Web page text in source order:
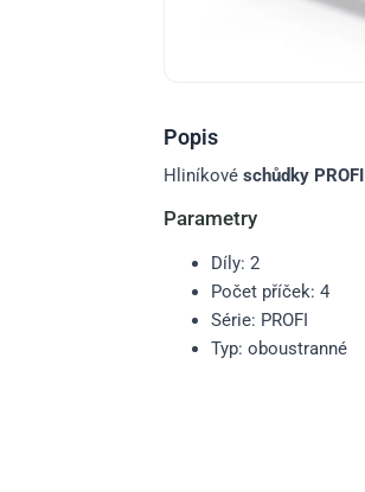
Popis
Hliníkové schůdky PROFI
Parametry
Díly: 2
Počet příček: 4
Série: PROFI
Typ: oboustranné